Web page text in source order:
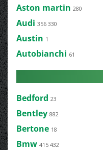
Aston martin 280
Audi 356 330
Austin 1
Autobianchi 61
Bedford 23
Bentley 882
Bertone 18
Bmw 415 432